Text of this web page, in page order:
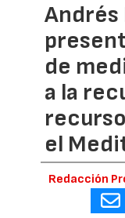
Andrés
de
a la
el
Redacción